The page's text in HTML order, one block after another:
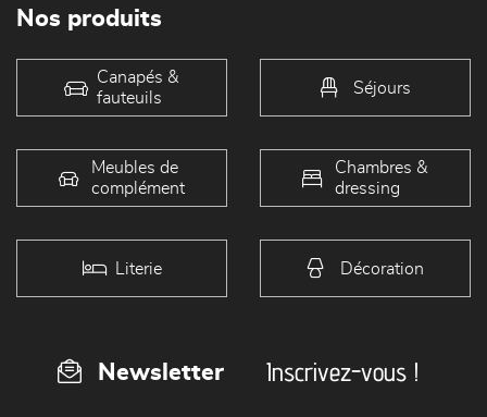
Nos produits
Canapés &
fauteuils
Séjours
Meubles de
complément
Chambres &
dressing
Literie Décoration
Newsletter Inscrivez-vous !